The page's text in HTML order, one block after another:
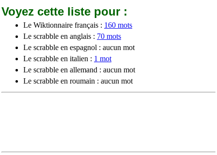
Voyez cette liste pour :
Le Wiktionnaire français : 160 mots
Le scrabble en anglais : 70 mots
Le scrabble en espagnol : aucun mot
Le scrabble en italien : 1 mot
Le scrabble en allemand : aucun mot
Le scrabble en roumain : aucun mot